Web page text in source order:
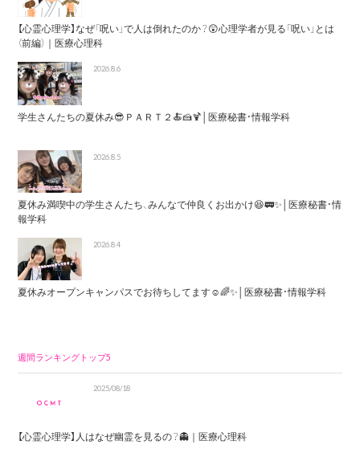
【心霊心理学】なぜ「呪い」で人は倒れたのか？😲心理学者が見る「呪い」とは
（前編）｜医療心理科
2026.8.6
学生さんたちの夏休み😎ＰＡＲＴ２🍝🍰🍹│医療秘書・情報学科
2026.8.5
夏休み満喫中の学生さんたち、みんなで仲良くお出かけ😆🚃✨│医療秘書・情
報学科
2026.8.4
夏休みオープンキャンパスでお待ちしてます☺️🌈✨│医療秘書・情報学科
週間ランキングトップ5
2025/08/18
【心霊心理学】人はなぜ幽霊を見るの？👻｜医療心理科